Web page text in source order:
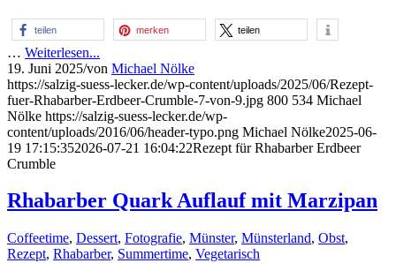
teilen merken teilen
… Weiterlesen...
19. Juni 2025/von Michael Nölke
https://salzig-suess-lecker.de/wp-content/uploads/2025/06/Rezept-
fuer-Rhabarber-Erdbeer-Crumble-7-von-9.jpg 800 534 Michael
Nölke https://salzig-suess-lecker.de/wp-
content/uploads/2016/06/header-typo.png Michael Nölke2025-06-
19 17:15:352026-07-21 16:04:22Rezept für Rhabarber Erdbeer
Crumble
Rhabarber Quark Auflauf mit Marzipan
Coffeetime, Dessert, Fotografie, Münster, Münsterland, Obst,
Rezept, Rhabarber, Summertime, Vegetarisch